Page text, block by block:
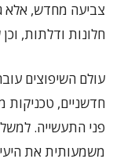
צביעה מחדש, אלא
חלונות ודלתות,
עולם השיפוצים
חדשניים, טכניקות
פני התעשייה.
משמעותית את